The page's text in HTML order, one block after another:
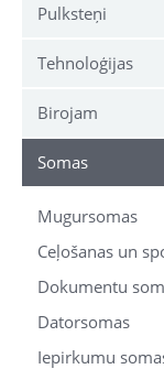
Pulksteņi
Tehnoloģijas
Birojam
Somas
Mugursomas
Ceļošanas un
Dokumentu
Datorsomas
Iepirkumu